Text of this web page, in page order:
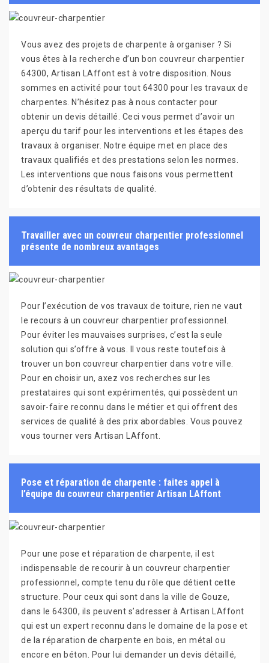
Vous avez des projets de charpente à organiser ? Si
vous êtes à la recherche d’un bon couvreur charpentier
64300, Artisan LAffont est à votre disposition. Nous
sommes en activité pour tout 64300 pour les travaux de
charpentes. N’hésitez pas à nous contacter pour
obtenir un devis détaillé. Ceci vous permet d’avoir un
aperçu du tarif pour les interventions et les étapes des
travaux à organiser. Notre équipe met en place des
travaux qualifiés et des prestations selon les normes.
Les interventions que nous faisons vous permettent
d’obtenir des résultats de qualité.
Travailler avec un couvreur charpentier professionnel
présente de nombreux avantages
Pour l’exécution de vos travaux de toiture, rien ne vaut
le recours à un couvreur charpentier professionnel.
Pour éviter les mauvaises surprises, c’est la seule
solution qui s’offre à vous. Il vous reste toutefois à
trouver un bon couvreur charpentier dans votre ville.
Pour en choisir un, axez vos recherches sur les
prestataires qui sont expérimentés, qui possèdent un
savoir-faire reconnu dans le métier et qui offrent des
services de qualité à des prix abordables. Vous pouvez
vous tourner vers Artisan LAffont.
Pose et réparation de charpente : faites appel à
l’équipe du couvreur charpentier Artisan LAffont
Pour une pose et réparation de charpente, il est
indispensable de recourir à un couvreur charpentier
professionnel, compte tenu du rôle que détient cette
structure. Pour ceux qui sont dans la ville de Gouze,
dans le 64300, ils peuvent s’adresser à Artisan LAffont
qui est un expert reconnu dans le domaine de la pose et
de la réparation de charpente en bois, en métal ou
encore en béton. Pour lui demander un devis détaillé,